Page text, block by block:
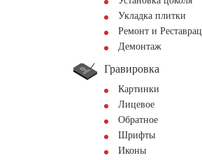
Укладка плитки
Ремонт и
Демонтаж
Гравировка
Картинки
Лицевое
Обратное
Шрифты
Иконы